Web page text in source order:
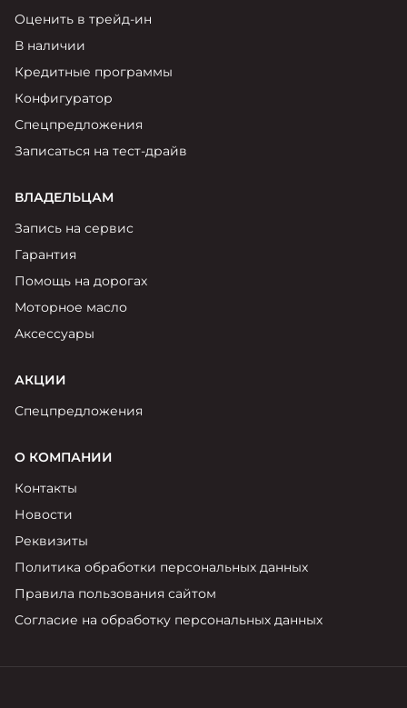
Оценить в трейд-ин
В наличии
Кредитные программы
Конфигуратор
Спецпредложения
Записаться на тест-драйв
ВЛАДЕЛЬЦАМ
Запись на сервис
Гарантия
Помощь на дорогах
Моторное масло
Аксессуары
АКЦИИ
Спецпредложения
О КОМПАНИИ
Контакты
Новости
Реквизиты
Политика обработки персональных данных
Правила пользования сайтом
Согласие на обработку персональных данных